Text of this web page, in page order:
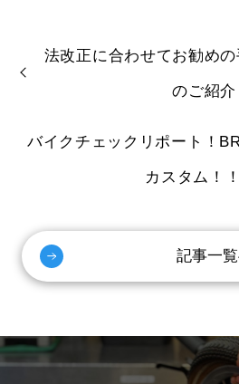
法改正に合わせてお勧め
のご紹介
バイクチェックリポート！
カスタム！！
記事一